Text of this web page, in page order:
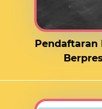
Pendaftaran